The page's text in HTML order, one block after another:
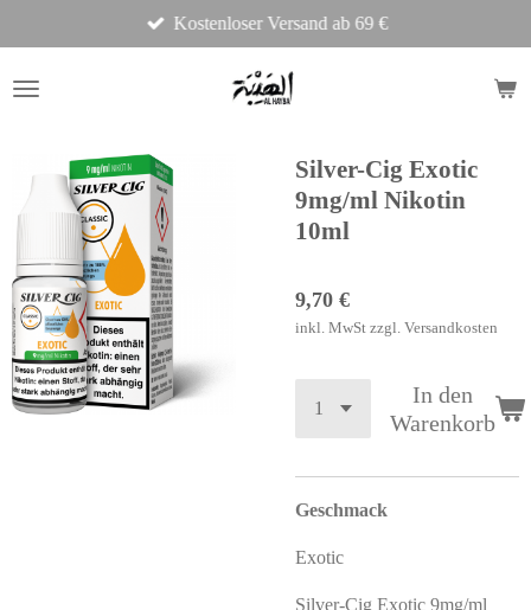
Hauptinhalt
springen
Kostenloser Versand ab 69 €
Silver-Cig Exotic
9mg/ml Nikotin
10ml
9,70 €
inkl. MwSt zzgl. Versandkosten
In den
Warenkorb
Geschmack
Exotic
Silver-Cig Exotic 9mg/ml